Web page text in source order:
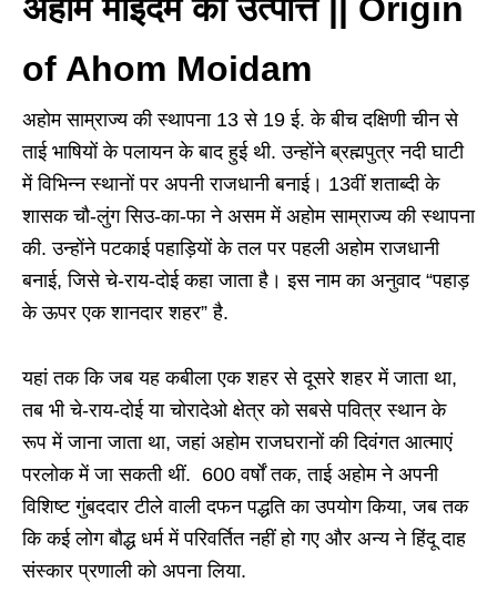
अहोम मोइदम की उत्पत्ति || Origin
of Ahom Moidam
अहोम साम्राज्य की स्थापना 13 से 19 ई. के बीच दक्षिणी चीन से
ताई भाषियों के पलायन के बाद हुई थी. उन्होंने ब्रह्मपुत्र नदी घाटी
में विभिन्न स्थानों पर अपनी राजधानी बनाई। 13वीं शताब्दी के
शासक चौ-लुंग सिउ-का-फा ने असम में अहोम साम्राज्य की स्थापना
की. उन्होंने पटकाई पहाड़ियों के तल पर पहली अहोम राजधानी
बनाई, जिसे चे-राय-दोई कहा जाता है। इस नाम का अनुवाद “पहाड़
के ऊपर एक शानदार शहर” है.
यहां तक ​​कि जब यह कबीला एक शहर से दूसरे शहर में जाता था,
तब भी चे-राय-दोई या चोरादेओ क्षेत्र को सबसे पवित्र स्थान के
रूप में जाना जाता था, जहां अहोम राजघरानों की दिवंगत आत्माएं
परलोक में जा सकती थीं. 600 वर्षों तक, ताई अहोम ने अपनी
विशिष्ट गुंबददार टीले वाली दफन पद्धति का उपयोग किया, जब तक
कि कई लोग बौद्ध धर्म में परिवर्तित नहीं हो गए और अन्य ने हिंदू दाह
संस्कार प्रणाली को अपना लिया.